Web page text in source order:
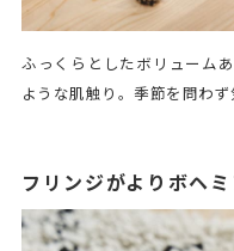
ふっくらとしたボリューム
ような肌触り。季節を問わず
フリンジがよりボヘ